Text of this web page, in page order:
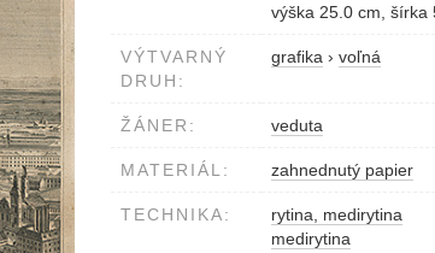
výška 25.0 cm, šírka
VÝTVARNÝ
DRUH:
grafika › voľná
ŽÁNER: veduta
MATERIÁL: zahnednutý papier
TECHNIKA:
rytina, medirytina
medirytina